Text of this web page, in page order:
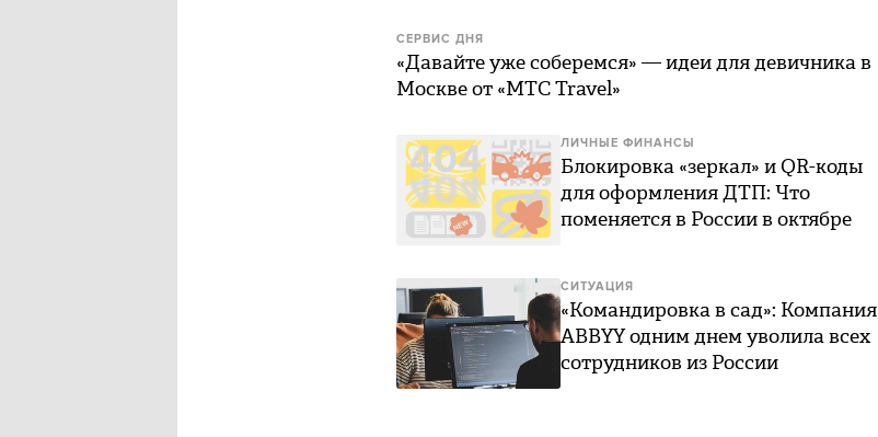
СЕРВИС ДНЯ
«Давайте уже соберемся» — идеи для девичника в
Москве от «МТС Travel»
ЛИЧНЫЕ ФИНАНСЫ
Блокировка «зеркал» и QR-коды
для оформления ДТП: Что
поменяется в России в октябре
СИТУАЦИЯ
«Командировка в сад»: Компания
ABBYY одним днем уволила всех
сотрудников из России